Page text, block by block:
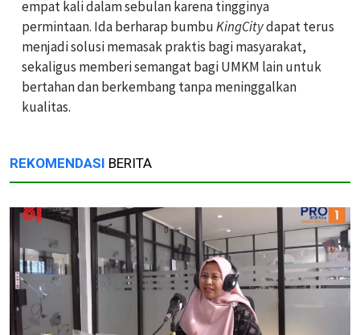
empat kali dalam sebulan karena tingginya
permintaan. Ida berharap bumbuKingCitydapat terus
menjadi solusi memasak praktis bagi masyarakat,
sekaligus memberi semangat bagi UMKM lain untuk
bertahan dan berkembang tanpa meninggalkan
kualitas.
REKOMENDASI BERITA